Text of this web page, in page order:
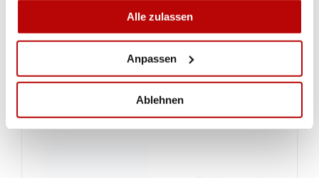
Alle zulassen
Anpassen
Ablehnen